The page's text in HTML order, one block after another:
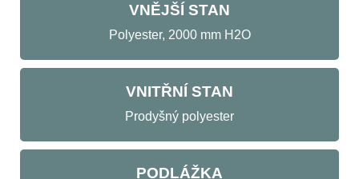
VNĚJŠÍ STAN
Polyester, 2000 mm H2O
VNITŘNÍ STAN
Prodyšný polyester
PODLÁŽKA